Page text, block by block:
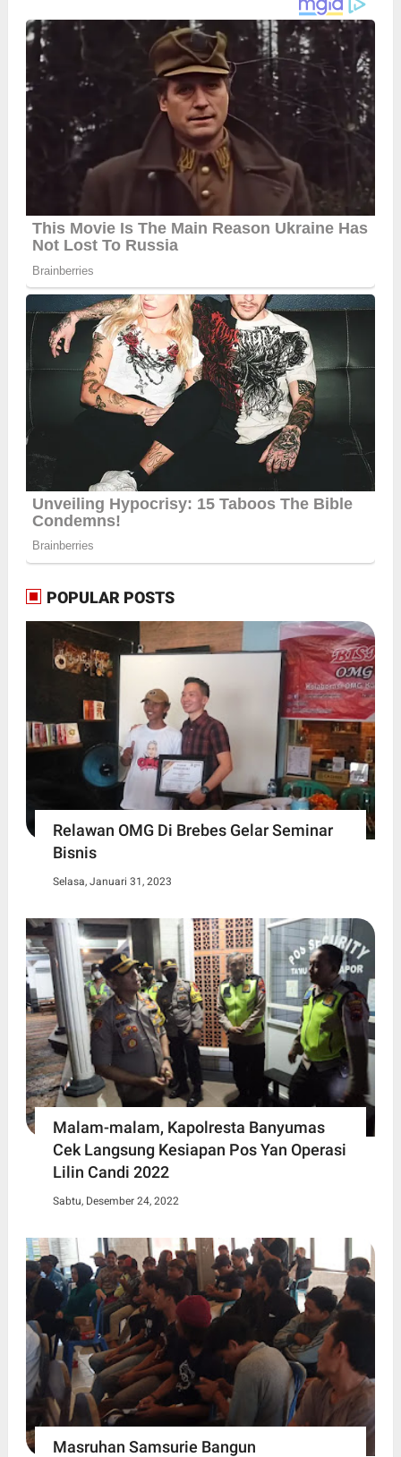
POPULAR POSTS
Relawan OMG Di Brebes Gelar Seminar
Bisnis
Selasa, Januari 31, 2023
Malam-malam, Kapolresta Banyumas
Cek Langsung Kesiapan Pos Yan Operasi
Lilin Candi 2022
Sabtu, Desember 24, 2022
Masruhan Samsurie Bangun